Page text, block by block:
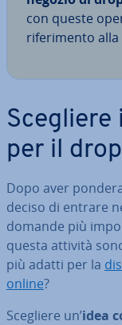
con queste
ri­fe­ri­men­to alla
per il
Dopo aver
deciso di entrare
domande più
questa attività
più adatti per la
online?
Scegliere un’idea